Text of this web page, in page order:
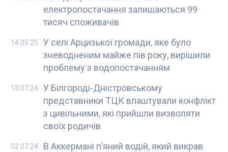
електропостачання залишаються 99
тисяч споживачів
У селі Арцизької громади, яке було
зневодненим майже пів року, вирішили
проблему з водопостачанням
14.05.25
У Білгороді-Дністровському
представники ТЦК влаштували конфлікт
з цивільними, які прийшли визволяти
своїх родичів
13.07.24
В Аккермані п’яний водій, який викрав
02.07.24